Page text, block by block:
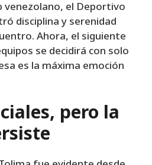
venezolano, el Deportivo
disciplina y serenidad
Ahora, el siguiente
se decidirá con solo
es la máxima emoción
pero la